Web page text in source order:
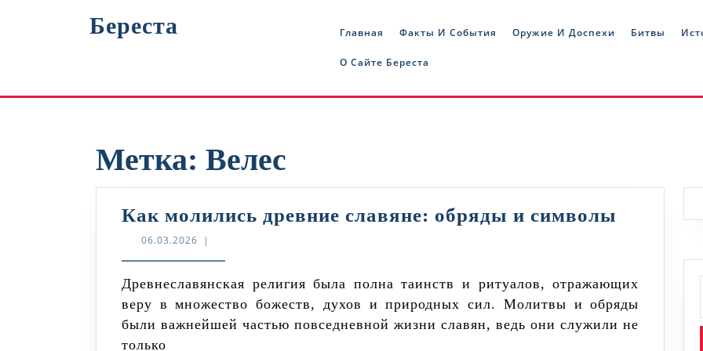
Береста Главная Факты И События Оружие И Доспехи Битвы
О Сайте Береста
Метка: Велес
Как молились древние славяне: обряды и символы
древние
славяне:
обряды
и
06.03.2026 06.03.2026
|
Древнеславянская религия была полна таинств и ритуалов, отражающих
веру в множество божеств, духов и природных сил. Молитвы и обряды
были важнейшей частью повседневной жизни славян, ведь они служили не
только